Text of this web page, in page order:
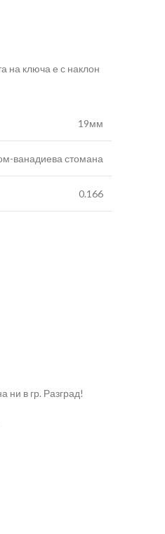
на ключа е с наклон
19мм
ванадиева стомана
0.166
ни в гр. Разград!